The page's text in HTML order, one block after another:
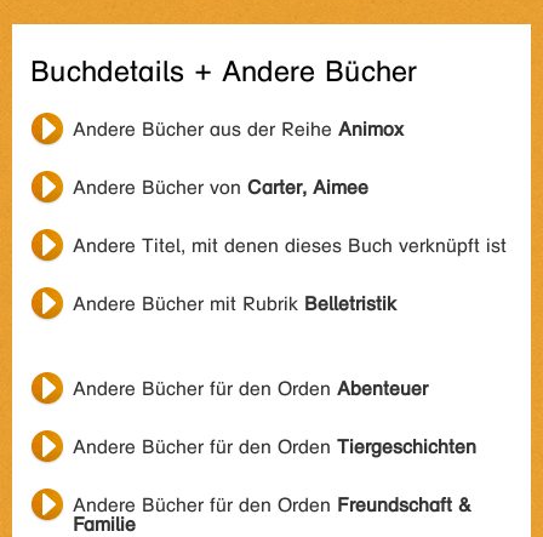
Buchdetails + Andere Bücher
Andere Bücher aus der Reihe Animox
Andere Bücher von Carter, Aimee
Andere Titel, mit denen dieses Buch verknüpft ist
Andere Bücher mit Rubrik Belletristik
Andere Bücher für den Orden Abenteuer
Andere Bücher für den Orden Tiergeschichten
Andere Bücher für den Orden Freundschaft &
Familie